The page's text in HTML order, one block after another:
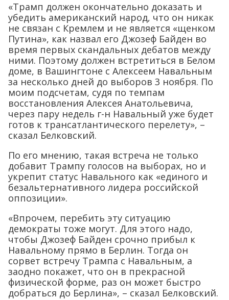
«Трамп должен окончательно доказать и
убедить американский народ, что он никак
не связан с Кремлем и не является «щенком
Путина», как назвал его Джозеф Байден во
время первых скандальных дебатов между
ними. Поэтому должен встретиться в Белом
доме, в Вашингтоне с Алексеем Навальным
за несколько дней до выборов 3 ноября. По
моим подсчетам, судя по темпам
восстановления Алексея Анатольевича,
через пару недель г-н Навальный уже будет
готов к трансатлантического перелету», –
сказал Белковский.
По его мнению, такая встреча не только
добавит Трампу голосов на выборах, но и
укрепит статус Навального как «единого и
безальтернативного лидера российской
оппозиции».
«Впрочем, перебить эту ситуацию
демократы тоже могут. Для этого надо,
чтобы Джозеф Байден срочно прибыл к
Навальному прямо в Берлин. Тогда он
сорвет встречу Трампа с Навальным, а
заодно покажет, что он в прекрасной
физической форме, раз он может быстро
добраться до Берлина», – сказал Белковский.